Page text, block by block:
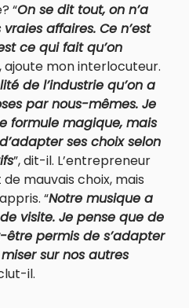
“On se dit tout, on n’a
affaires. Ce n’est
ce qui fait qu’on
ajoute mon interlocuteur.
de l’industrie qu’on a
par nous-mêmes. Je
formule magique, mais
ses choix selon
”, dit-il. L’entrepreneur
mauvais choix, mais
“Notre musique a
visite. Je pense que de
permis de s’adapter
sur nos autres
il.